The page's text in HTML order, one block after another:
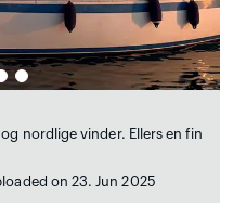
nordlige vinder. Ellers en fin
on 23. Jun 2025